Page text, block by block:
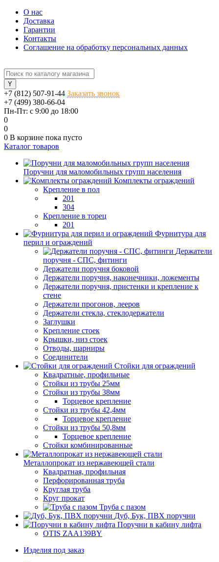
О нас
Доставка
Гарантии
Контакты
Соглашение на обработку персональных данных
+7 (812) 507-91-44 Заказать звонок
+7 (499) 380-66-04
Пн-Пт: с 9:00 до 18:00
0
0
0 В корзине пока пусто
Каталог товаров
Поручни для маломобильных групп населения
Комплекты ограждений
Крепление в пол
201
304
Крепление в торец
201
Фурнитура для
перил и ограждений
Держатели
поручня - СПС, фитинги
Держатели поручня боковой
Держатели поручня, наконечники, ложементы
Держатели поручня, пристенки и крепление к
стене
Держатели прогонов, лееров
Держатели стекла, стеклодержатели
Заглушки
Крепление стоек
Крышки, низ стоек
Отводы, шарниры
Соединители
Стойки для ограждений
Квадратные, профильные
Стойки из трубы 25мм
Стойки из трубы 38мм
Торцевое крепление
Стойки из трубы 42,4мм
Торцевое крепление
Стойки из трубы 50,8мм
Торцевое крепление
Стойки комбинированные
Металлопрокат из нержавеющей стали
Квадратная, профильная
Перфорированная труба
Круглая труба
Круг прокат
Труба с пазом
Дуб, Бук, ПВХ поручни
Поручни в кабину лифта
OTIS ZAA139BY
Изделия под заказ